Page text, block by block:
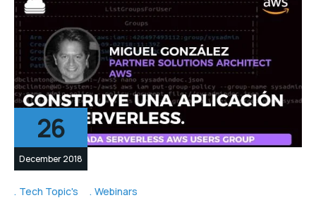
26
December 2018
Tech Topic's Webinars